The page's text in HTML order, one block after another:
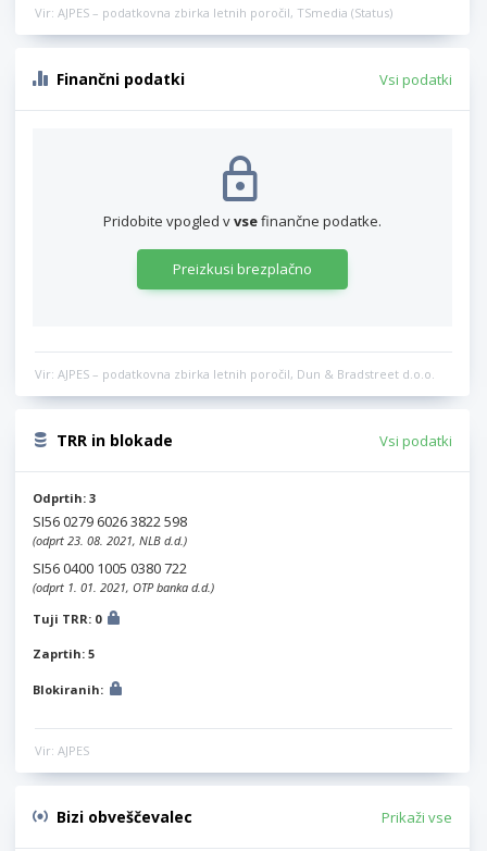
Vir: AJPES – podatkovna zbirka letnih poročil, TSmedia (Status)
Finančni podatki Vsi podatki
Pridobite vpogled vvsefinančne podatke.
Preizkusi brezplačno
Vir: AJPES – podatkovna zbirka letnih poročil, Dun & Bradstreet d.o.o.
TRR in blokade Vsi podatki
Odprtih: 3
SI56 0279 6026 3822 598
(odprt 23. 08. 2021, NLB d.d.)
SI56 0400 1005 0380 722
(odprt 1. 01. 2021, OTP banka d.d.)
Tuji TRR: 0
Zaprtih: 5
Blokiranih:
Vir: AJPES
Bizi obveščevalec Prikaži vse